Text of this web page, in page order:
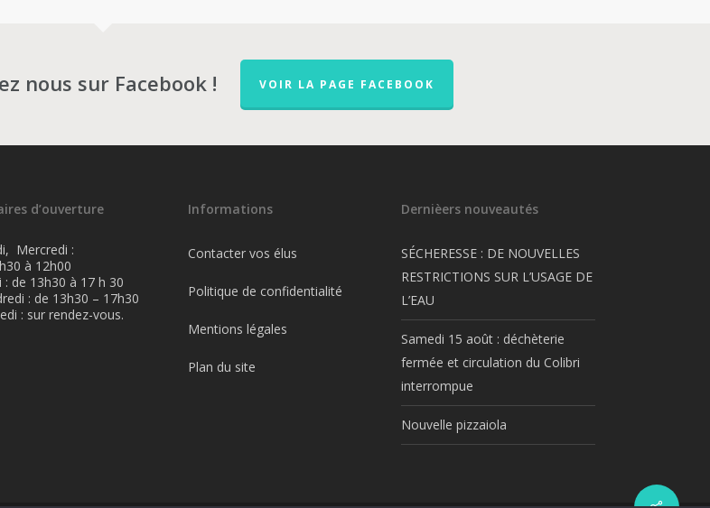
nous sur Facebook ! VOIR LA PAGE FACEBOOK
d’ouverture
Mercredi :
à 12h00
: de 13h30 à 17 h 30
: de 13h30 – 17h30
: sur rendez-vous.
Informations
Contacter vos élus
Politique de confidentialité
Mentions légales
Plan du site
Dernièers nouveautés
SÉCHERESSE : DE NOUVELLES
RESTRICTIONS SUR L’USAGE DE
L’EAU
Samedi 15 août : déchèterie
fermée et circulation du Colibri
interrompue
Nouvelle pizzaiola